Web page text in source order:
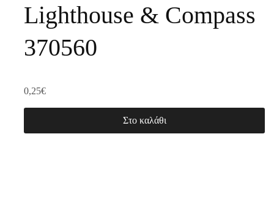
Lighthouse & Compass
370560
0,25€
Στο καλάθι